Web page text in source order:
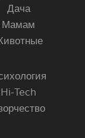
Дача
Мамам
Hi-Tech